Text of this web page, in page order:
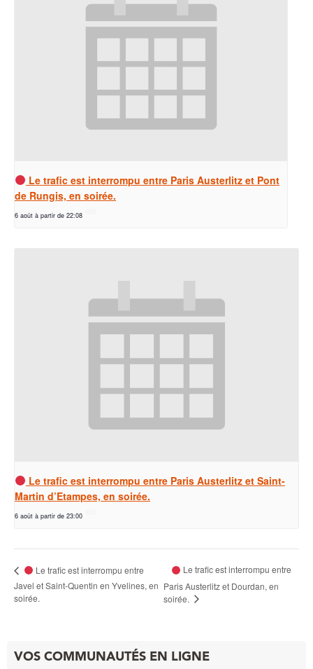
Le trafic est interrompu entre Paris Austerlitz et Pont
de Rungis, en soirée.
6 août à partir de 22:08
Le trafic est interrompu entre Paris Austerlitz et Saint-
Martin d’Etampes, en soirée.
6 août à partir de 23:00
Le trafic est interrompu entre
Javel et Saint-Quentin en Yvelines, en
soirée.
Le trafic est interrompu entre
Paris Austerlitz et Dourdan, en
soirée.
VOS COMMUNAUTÉS EN LIGNE